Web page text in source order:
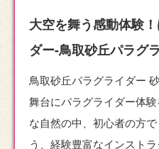
大空を舞う感動体験
ダー-鳥取砂丘パラグ
鳥取砂丘パラグライダー
舞台にパラグライダー体
な自然の中、初心者の方
う、経験豊富なインスト